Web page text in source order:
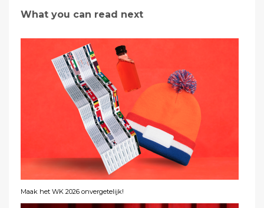
What you can read next
Maak het WK 2026 onvergetelijk!